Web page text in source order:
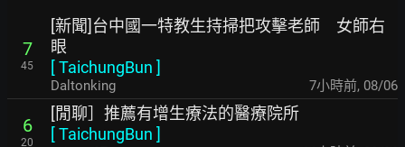
7
45
[新聞]台中國一特教生持掃把攻擊老師 女師右
眼
[TaichungBun ]
Daltonking 7小時前, 08/06
6
20
[閒聊］推薦有增生療法的醫療院所
[TaichungBun ]